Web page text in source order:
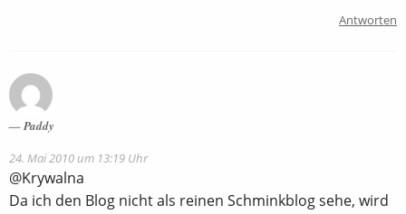
Antworten
Paddy
24. Mai 2010 um 13:19 Uhr
@Krywalna
Da ich den Blog nicht als reinen Schminkblog sehe, wird